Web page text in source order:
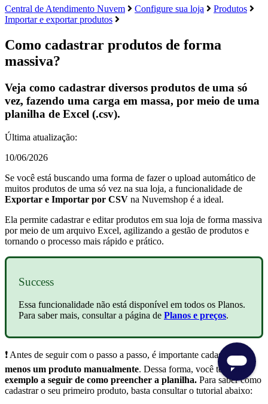
Central de Atendimento Nuvem Configure sua loja
Produtos
Importar e exportar produtos
Como cadastrar produtos de forma
massiva?
Veja como cadastrar diversos produtos de uma só
vez, fazendo uma carga em massa, por meio de uma
planilha de Excel (.csv).
Última atualização:
10/06/2026
Se você está buscando uma forma de fazer o upload automático de
muitos produtos de uma só vez na sua loja, a funcionalidade de
Exportar e Importar por CSV na Nuvemshop é a ideal.
Ela permite cadastrar e editar produtos em sua loja de forma massiva
por meio de um arquivo Excel, agilizando a gestão de produtos e
tornando o processo mais rápido e prático.
Success
Essa funcionalidade não está disponível em todos os Planos.
Para saber mais, consultar a página de Planos e preços.
❗ Antes de seguir com o passo a passo, é importante cadastrarpelo
menos um produto manualmente. Dessa forma, você teráum
exemplo a seguir de como preencher a planilha. Para saber como
cadastrar o seu primeiro produto, basta consultar o tutorial abaixo: